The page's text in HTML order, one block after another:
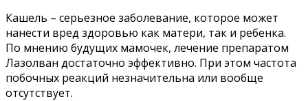
Кашель – серьезное заболевание, которое может
нанести вред здоровью как матери, так и ребенка.
По мнению будущих мамочек, лечение препаратом
Лазолван достаточно эффективно. При этом частота
побочных реакций незначительна или вообще
отсутствует.